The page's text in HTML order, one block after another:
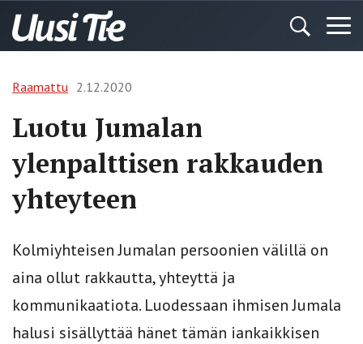
Raamattu 2.12.2020
Luotu Jumalan
ylenpalttisen rakkauden
yhteyteen
Kolmiyhteisen Jumalan persoonien välillä on
aina ollut rakkautta, yhteyttä ja
kommunikaatiota. Luodessaan ihmisen Jumala
halusi sisällyttää hänet tämän iankaikkisen